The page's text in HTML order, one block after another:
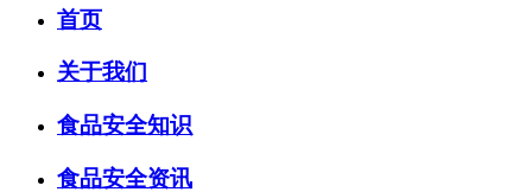
首页
关于我们
食品安全知识
食品安全资讯